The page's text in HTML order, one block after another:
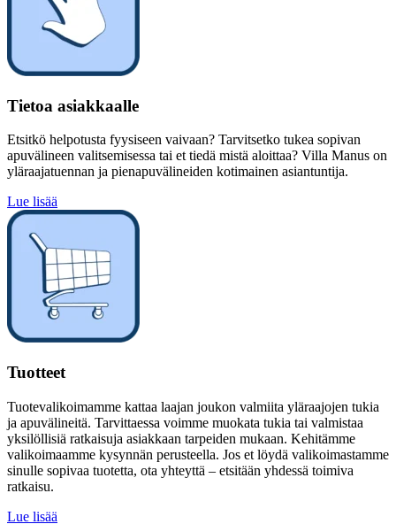
Tietoa asiakkaalle
Etsitkö helpotusta fyysiseen vaivaan? Tarvitsetko tukea sopivan
apuvälineen valitsemisessa tai et tiedä mistä aloittaa? Villa Manus on
yläraajatuennan ja pienapuvälineiden kotimainen asiantuntija.
Lue lisää
Tuotteet
Tuotevalikoimamme kattaa laajan joukon valmiita yläraajojen tukia
ja apuvälineitä. Tarvittaessa voimme muokata tukia tai valmistaa
yksilöllisiä ratkaisuja asiakkaan tarpeiden mukaan. Kehitämme
valikoimaamme kysynnän perusteella. Jos et löydä valikoimastamme
sinulle sopivaa tuotetta, ota yhteyttä – etsitään yhdessä toimiva
ratkaisu.
Lue lisää